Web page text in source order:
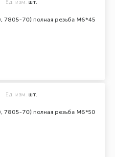
7805-70) полная резьба М6*45
Ед. изм. шт.
7805-70) полная резьба М6*50
Ед. изм. шт.